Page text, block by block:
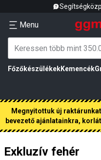
Menu
FőzőkészülékekKemencék
Megnyitottuk új
bevezető ajánlatainkra,
Exkluzív fehér